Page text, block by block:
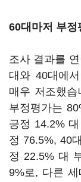
60대마저 부
조사 결과를
대와 40대에
매우 저조했습
부정평가는
긍정 14.2%
정 76.5%, 40
정 22.5% 대
9%로, 다른